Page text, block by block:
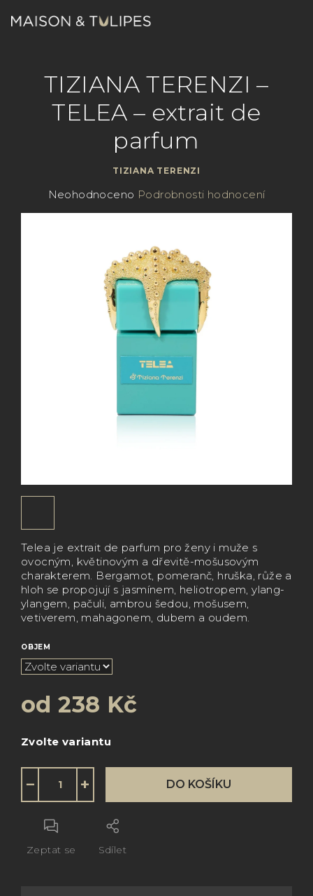
na
košík
Telea je extrait de parfum pro ženy i muže s
ovocným, květinovým a dřevitě-mošusovým
charakterem. Bergamot, pomeranč, hruška, růže a
hloh se propojují s jasmínem, heliotropem, ylang-
ylangem, pačuli, ambrou šedou, mošusem,
vetiverem, mahagonem, dubem a oudem.
OBJEM
od238 Kč
cena:
Zvolte variantu
+
− DO KOŠÍKU
Zeptat se Sdílet
TIZIANA TERENZI –
TELEA – extrait de
parfum
TIZIANA TERENZI
Průměrné
hvězdiček.
Neohodnoceno Podrobnosti hodnocení